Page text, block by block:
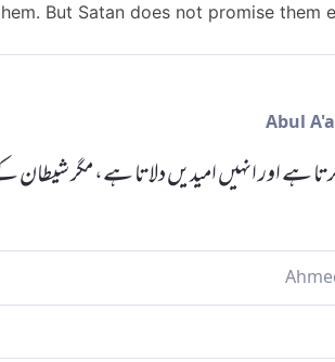
But Satan does not promise them
ہے اور انہیں امیدیں دلاتا ہے، مگر
اور آرزوئیں دلاتا ہے اور شیطان انہیں